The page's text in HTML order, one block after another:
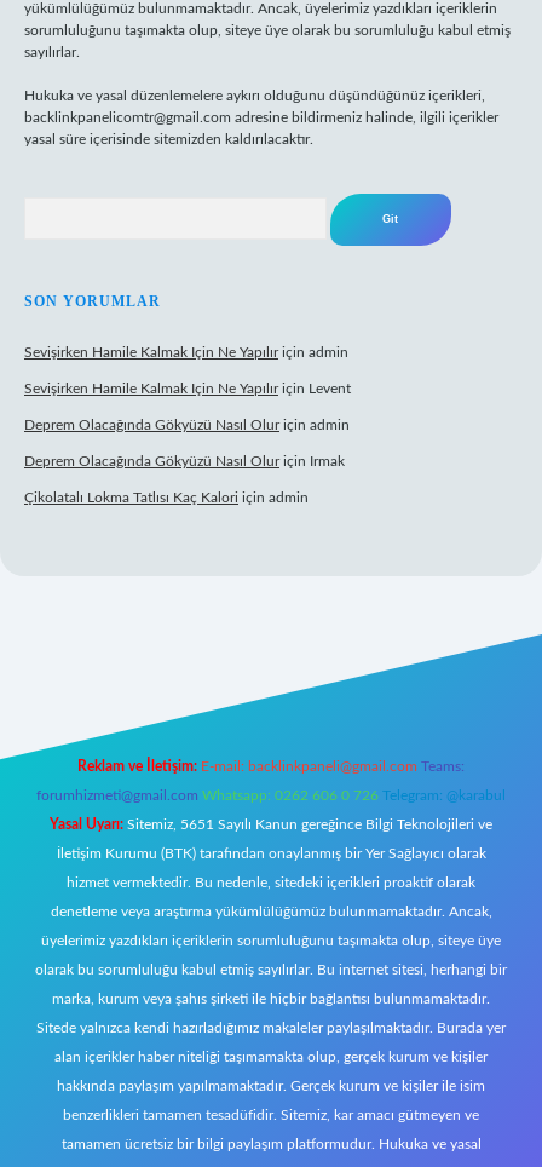
yükümlülüğümüz bulunmamaktadır. Ancak, üyelerimiz yazdıkları içeriklerin
sorumluluğunu taşımakta olup, siteye üye olarak bu sorumluluğu kabul etmiş
sayılırlar.
Hukuka ve yasal düzenlemelere aykırı olduğunu düşündüğünüz içerikleri,
backlinkpanelicomtr@gmail.com adresine bildirmeniz halinde, ilgili içerikler
yasal süre içerisinde sitemizden kaldırılacaktır.
SON YORUMLAR
Sevişirken Hamile Kalmak Için Ne Yapılıriçin admin
Sevişirken Hamile Kalmak Için Ne Yapılıriçin Levent
Deprem Olacağında Gökyüzü Nasıl Oluriçin admin
Deprem Olacağında Gökyüzü Nasıl Oluriçin Irmak
Çikolatalı Lokma Tatlısı Kaç Kalori için admin
Reklam ve İletişim: E-mail: backlinkpaneli@gmail.com Teams:
forumhizmeti@gmail.com Whatsapp: 0262 606 0 726 Telegram: @karabul
Yasal Uyarı: Sitemiz, 5651 Sayılı Kanun gereğince Bilgi Teknolojileri ve
İletişim Kurumu (BTK) tarafından onaylanmış bir Yer Sağlayıcı olarak
hizmet vermektedir. Bu nedenle, sitedeki içerikleri proaktif olarak
denetleme veya araştırma yükümlülüğümüz bulunmamaktadır. Ancak,
üyelerimiz yazdıkları içeriklerin sorumluluğunu taşımakta olup, siteye üye
olarak bu sorumluluğu kabul etmiş sayılırlar. Bu internet sitesi, herhangi bir
marka, kurum veya şahıs şirketi ile hiçbir bağlantısı bulunmamaktadır.
Sitede yalnızca kendi hazırladığımız makaleler paylaşılmaktadır. Burada yer
alan içerikler haber niteliği taşımamakta olup, gerçek kurum ve kişiler
hakkında paylaşım yapılmamaktadır. Gerçek kurum ve kişiler ile isim
benzerlikleri tamamen tesadüfidir. Sitemiz, kar amacı gütmeyen ve
tamamen ücretsiz bir bilgi paylaşım platformudur. Hukuka ve yasal